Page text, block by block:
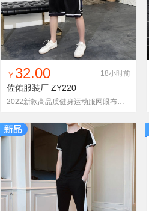
找同款 加入铺货单 收藏
￥ 32.00 18小时前
佐佑服装厂 ZY220
2022新款高品质健身运动服网眼布男女同款篮球服运动套装